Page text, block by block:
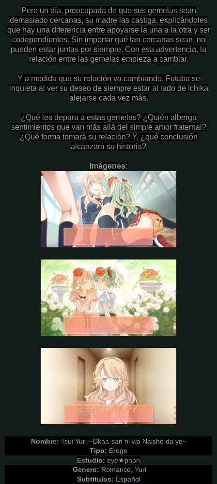
Pero un día, preocupada de que sus gemelas sean
demasiado cercanas, su madre las castiga, explicándoles
que hay una diferencia entre apoyarse la una a la otra y ser
codependientes. Sin importar qué tan cercanas sean, no
pueden estar juntas por siempre. Con esa advertencia, la
relación entre las gemelas empieza a cambiar.
Y a medida que su relación va cambiando, Futaba se
inquieta al ver su deseo de siempre estar al lado de Ichika
alejarse cada vez más.
¿Qué les depara a estas gemelas? ¿Quién alberga
sentimientos que van más allá del simple amor fraternal?
¿Qué forma tomará su relación? Y, ¿qué conclusión
alcanzará su historia?
Imágenes:
Nombre: Tsui Yuri ~Okaa-san ni wa Naisho da yo~
Tipo: Eroge
Estudio: eye★phon
Genero: Romance, Yuri
Subtitulos: Español